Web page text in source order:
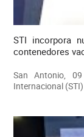
STI incorpora
contenedores
San Antonio,
Internacional